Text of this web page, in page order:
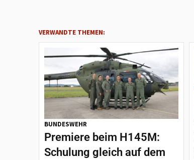
VERWANDTE THEMEN:
BUNDESWEHR
Premiere beim H145M:
Schulung gleich auf dem